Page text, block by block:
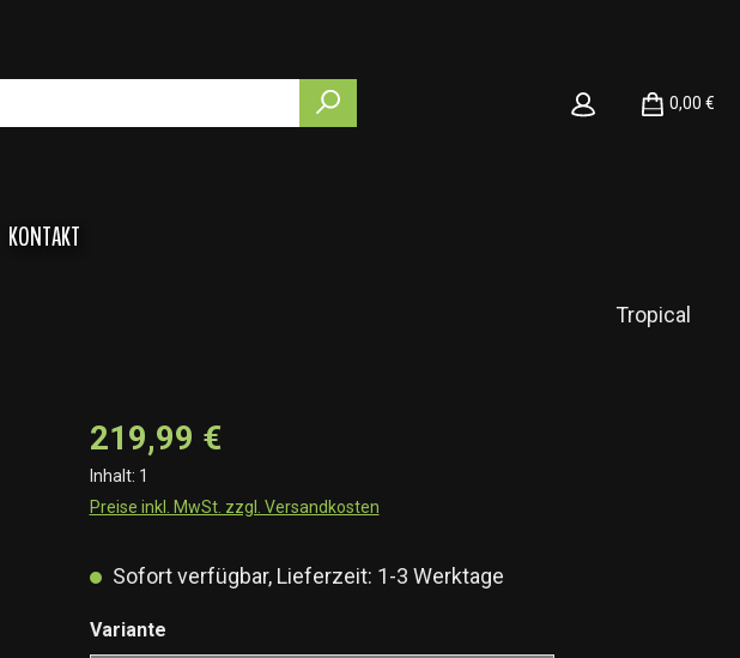
0,00 €
KONTAKT
Tropical
219,99 €
Inhalt: 1
Preise inkl. MwSt. zzgl. Versandkosten
Sofort verfügbar, Lieferzeit: 1-3 Werktage
Varianteauswählen